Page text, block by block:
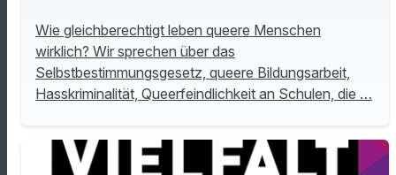
Wie gleichberechtigt leben queere Menschen
wirklich? Wir sprechen über das
Selbstbestimmungsgesetz, queere Bildungsarbeit,
Hasskriminalität, Queerfeindlichkeit an Schulen, die …